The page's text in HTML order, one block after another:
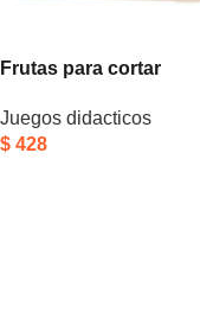
Frutas para cortar
Juegos didacticos
$ 428